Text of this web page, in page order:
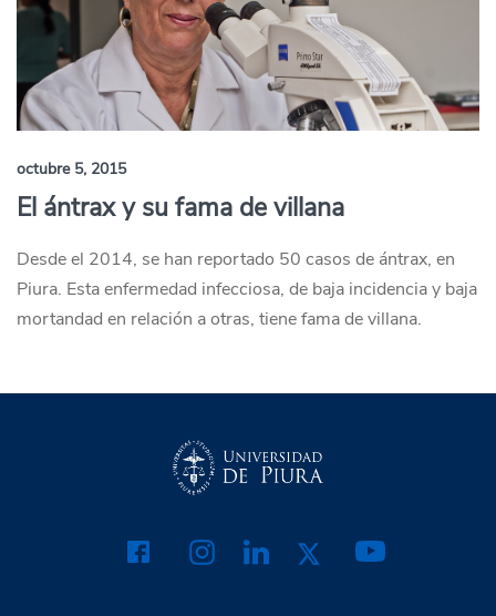
octubre 5, 2015
El ántrax y su fama de villana
Desde el 2014, se han reportado 50 casos de ántrax, en
Piura. Esta enfermedad infecciosa, de baja incidencia y baja
mortandad en relación a otras, tiene fama de villana.